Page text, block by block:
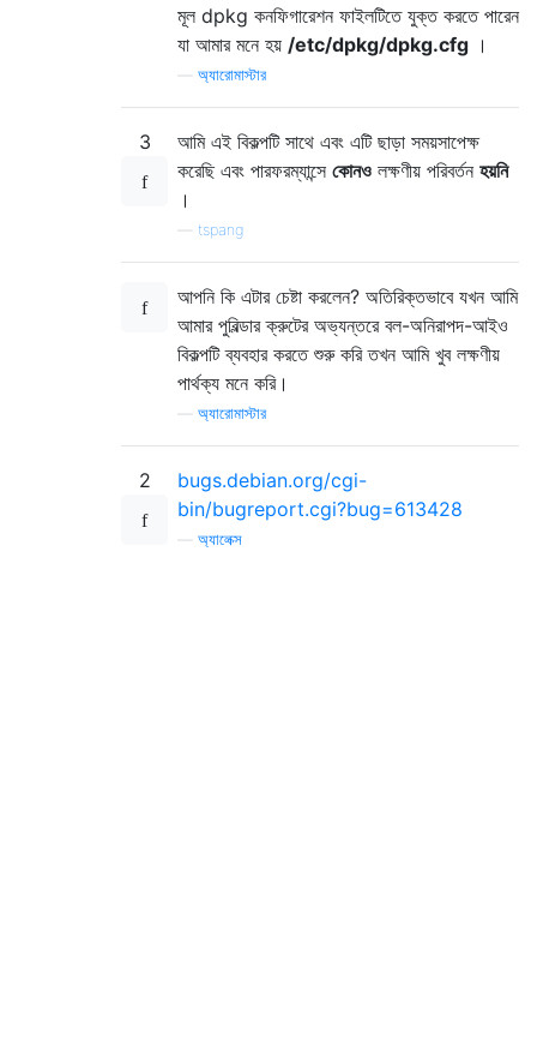
মূল dpkg কনফিগারেশন ফাইলটিতে যুক্ত করতে পারেন
যা আমার মনে হয় /etc/dpkg/dpkg.cfg ।
অ্যারোমাস্টার
3
আমি এই বিকল্পটি সাথে এবং এটি ছাড়া সময়সাপেক্ষ
করেছি এবং পারফরম্যান্সে কোনও লক্ষণীয় পরিবর্তন হয়নি
।
tspang
আপনি কি এটার চেষ্টা করলেন? অতিরিক্তভাবে যখন আমি
আমার পুবিল্ডার ক্রুটের অভ্যন্তরে বল-অনিরাপদ-আইও
বিকল্পটি ব্যবহার করতে শুরু করি তখন আমি খুব লক্ষণীয়
পার্থক্য মনে করি।
অ্যারোমাস্টার
2
bugs.debian.org/cgi-
bin/bugreport.cgi?bug=613428
অ্যালেক্স